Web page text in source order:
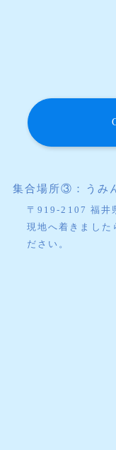
集合場所③：うみ
〒919-2107 福井
現地へ着きました
ださい。